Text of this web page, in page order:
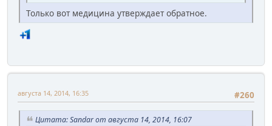
Только вот медицина утверждает обратное.
#260
августа 14, 2014, 16:35
Цитата: Sandar от августа 14, 2014, 16:07